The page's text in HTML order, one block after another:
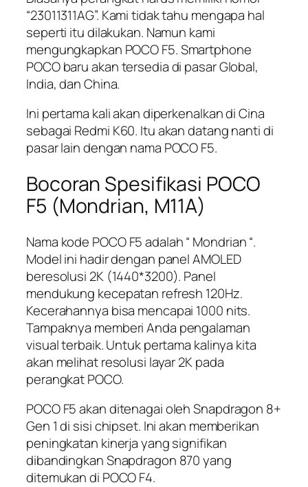
“23011311AG”. Kami tidak tahu mengapa hal
seperti itu dilakukan. Namun kami
mengungkapkan POCO F5. Smartphone
POCO baru akan tersedia di pasar Global,
India, dan China.
Ini pertama kali akan diperkenalkan di Cina
sebagai Redmi K60. Itu akan datang nanti di
pasar lain dengan nama POCO F5.
Bocoran Spesifikasi POCO
F5 (Mondrian, M11A)
Nama kode POCO F5 adalah “ Mondrian “.
Model ini hadir dengan panel AMOLED
beresolusi 2K (1440*3200). Panel
mendukung kecepatan refresh 120Hz.
Kecerahannya bisa mencapai 1000 nits.
Tampaknya memberi Anda pengalaman
visual terbaik. Untuk pertama kalinya kita
akan melihat resolusi layar 2K pada
perangkat POCO.
POCO F5 akan ditenagai oleh Snapdragon 8+
Gen 1 di sisi chipset. Ini akan memberikan
peningkatan kinerja yang signifikan
dibandingkan Snapdragon 870 yang
ditemukan di POCO F4.